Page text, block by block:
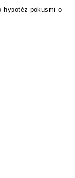
hypotéz pokusmi o